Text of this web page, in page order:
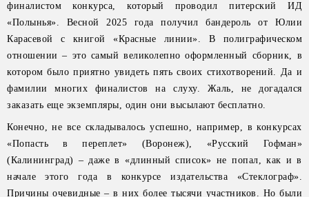
финалистом конкурса, который проводил питерский ИД
«Полынья». Весной 2025 года получил бандероль от Юлии
Карасевой с книгой «Красные линии». В полиграфическом
отношении – это самый великолепно оформленный сборник, в
котором было приятно увидеть пять своих стихотворений. Да и
фамилии многих финалистов на слуху. Жаль, не догадался
заказать еще экземпляры, один они высылают бесплатно.
Конечно, не все складывалось успешно, например, в конкурсах
«Попасть в переплет» (Воронеж), «Русский Гофман»
(Калининград) – даже в «длинный список» не попал, как и в
начале этого года в конкурсе издательства «Стеклограф».
Причины очевидные – в них более тысячи участников. Но были